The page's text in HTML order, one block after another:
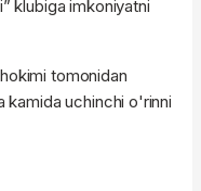
klubiga imkoniyatni
tomonidan
kamida uchinchi o'rinni